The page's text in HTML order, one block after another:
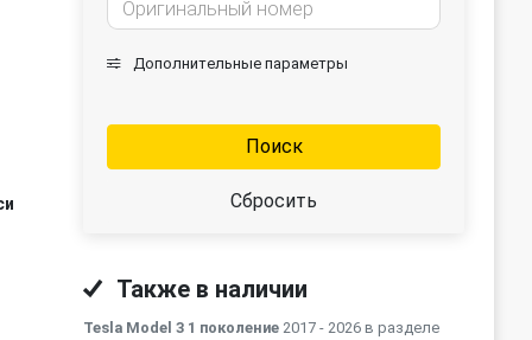
Дополнительные параметры
Поиск
Сбросить
Также в наличии
Tesla Model 3 1 поколение 2017 - 2026 в разделе